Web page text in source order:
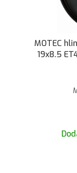
MOTEC
19x8.5